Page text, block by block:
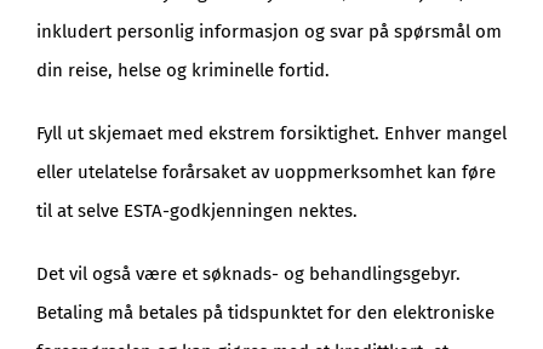
inkludert personlig informasjon og svar på spørsmål om
din reise, helse og kriminelle fortid.
Fyll ut skjemaet med ekstrem forsiktighet. Enhver mangel
eller utelatelse forårsaket av uoppmerksomhet kan føre
til at selve ESTA-godkjenningen nektes.
Det vil også være et søknads- og behandlingsgebyr.
Betaling må betales på tidspunktet for den elektroniske